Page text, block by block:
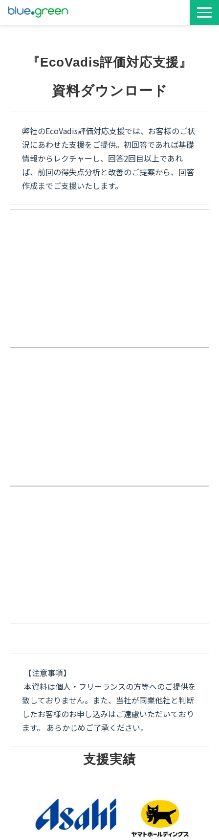
サービス資料『EcoVadis評価対応支援』
資料ダウンロード
弊社のEcoVadis評価対応支援では、お客様のご状
況にあわせた支援をご提供。初回答であれば基礎
情報からレクチャーし、回答2回目以上であれ
ば、前回の得失点分析と改善のご提案から、回答
作成までご支援いたします。
【注意事項】
本資料は個人・フリーランスの方等へのご提供を
致しておりません。また、当社が同業他社と判断
したお客様のお申し込みはご遠慮いただいており
ます。 あらかじめご了承ください。
支援実績